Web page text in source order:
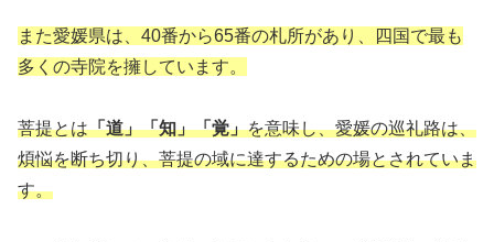
また愛媛県は、40番から65番の札所があり、四国で最も
多くの寺院を擁しています。
菩提とは「道」「知」「覚」を意味し、愛媛の巡礼路は、
煩悩を断ち切り、菩提の域に達するための場とされていま
す。